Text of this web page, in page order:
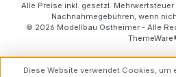
Alle Preise inkl. gesetzl. Mehrwertsteuer
Nachnahmegebühren, wenn
© 2026 Modellbau Ostheimer - Alle
Diese Website verwendet Cookies, um